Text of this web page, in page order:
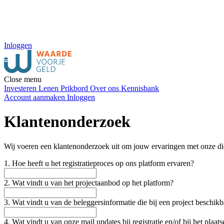
Inloggen
Close menu
Investeren Lenen Prikbord Over ons Kennisbank
Account aanmaken Inloggen
Klantenonderzoek
Wij voeren een klantenonderzoek uit om jouw ervaringen met onze
1. Hoe heeft u het registratieproces op ons platform ervaren?
2. Wat vindt u van het projectaanbod op het platform?
3. Wat vindt u van de beleggersinformatie die bij een project
4. Wat vindt u van onze mail updates bij registratie en/of bij het